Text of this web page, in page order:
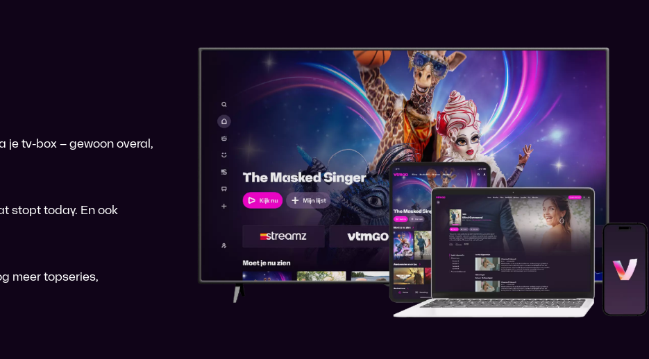
je tv-box – gewoon overal,
stopt today. En ook
meer topseries,